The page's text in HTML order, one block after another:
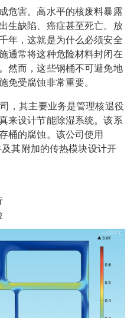
危害。高水平的核废料暴露
生缺陷、癌症甚至死亡。放
年，这就是为什么必须安全
通常将这种危险材料封闭在
然而，这些钢桶不可避免地
免受腐蚀非常重要。
，其主要业务是管理核退役
来设计节能除湿系统。该系
桶的腐蚀。该公司使用
其附加的传热模块设计开